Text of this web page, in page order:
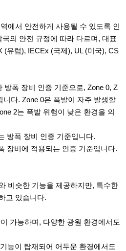
에서 안전하게 사용될 수 있도록 인
의 안전 규정에 따라 다르며, 대표
(유럽), IECEx (국제), UL (미국), CS
방폭 장비 인증 기준으로, Zone 0, Z
니다. Zone 0은 폭발이 자주 발생할
2는 폭발 위험이 낮은 환경을 의
방폭 장비 인증 기준입니다.
장비에 적용되는 인증 기준입니다.
비슷한 기능을 제공하지만, 특수한
고 있습니다.
가능하며, 다양한 광원 환경에서도
능이 탑재되어 어두운 환경에서도